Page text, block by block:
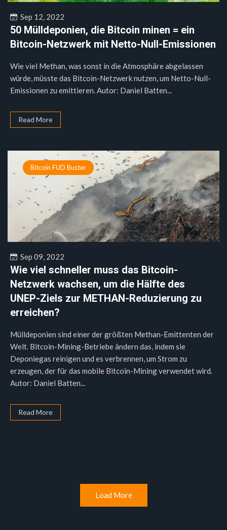
Sep 12, 2022
50 Mülldeponien, die Bitcoin minen = ein
Bitcoin-Netzwerk mit Netto-Null-Emissionen
Wie viel Methan, was sonst in die Atmosphäre abgelassen
würde, müsste das Bitcoin-Netzwerk nutzen, um Netto-Null-
Emissionen zu emittieren. Autor: Daniel Batten...
Read More
Bitcoin FUD Buster
Sep 09, 2022
Wie viel schneller muss das Bitcoin-
Netzwerk wachsen, um die Hälfte des
UNEP-Ziels zur METHAN-Reduzierung zu
erreichen?
Mülldeponien sind einer der größten Methan-Emittenten der
Welt. Bitcoin-Mining-Betriebe ändern das, indem sie
Deponiegas reinigen und es verbrennen, um Strom zu
erzeugen, der für das mobile Bitcoin-Mining verwendet wird.
Autor: Daniel Batten...
Read More
Load More